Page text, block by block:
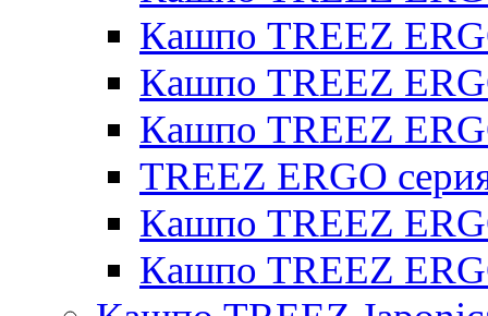
Кашпо TREEZ
Кашпо TREEZ
Кашпо TREEZ
TREEZ ERGO
Кашпо TREEZ
Кашпо TREEZ